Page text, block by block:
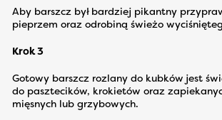
Aby barszcz był bardziej pikantny
pieprzem oraz odrobiną świeżo
Krok 3
Gotowy barszcz rozlany do kubków jest
do pasztecików, krokietów oraz
mięsnych lub grzybowych.